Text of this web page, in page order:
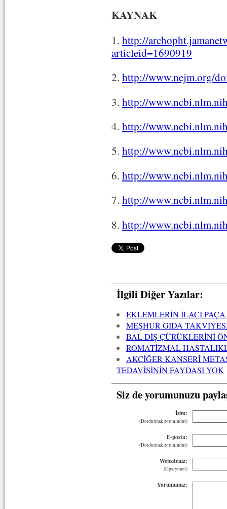
KAYNAK
1. http://
articleid=1690919
2. http://www.nejm.org/
3. http://
4. http://
5. http://
6. http://
7. http://
8. http://
İlgili Diğer Yazılar:
EKLEMLERİN İLACI
MEŞHUR GIDA
BAL DİŞ ÇÜRÜKLERİNİ
ROMATİZMAL
AKCİĞER KANSERİ
TEDAVİSİNİN FAYDASI YOK
Siz de yorumunuzu
İsim:
(Doldurmak zorunludur)
E-posta:
(Doldurmak zorunludur)
Websiteniz:
(Opsiyonel)
Yorumunuz: